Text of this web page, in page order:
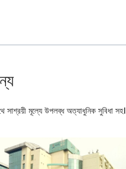
সাশ্রয়ী মূল্যে উপলব্ধ অত্যাধুনিক সুবিধা সহ।